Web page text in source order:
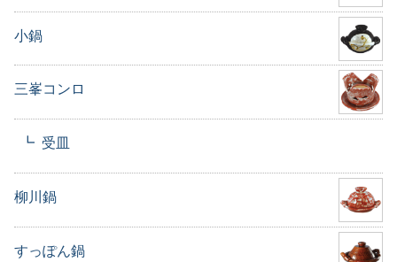
小鍋
三峯コンロ
受皿
柳川鍋
すっぽん鍋